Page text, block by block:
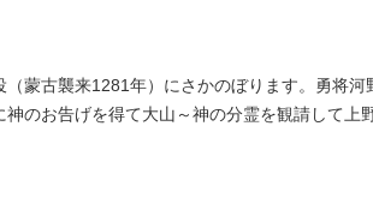
蒙古襲来1281年）にさかのぼります。勇将
のお告げを得て大山～神の分霊を観請して上